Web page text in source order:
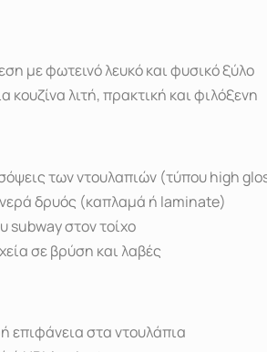
με φωτεινό λευκό και φυσικό ξύλο
κουζίνα λιτή, πρακτική και φιλόξενη
των ντουλαπιών (τύπου high
δρυός (καπλαμά ή laminate)
subway στον τοίχο
σε βρύση και λαβές
επιφάνεια στα ντουλάπια